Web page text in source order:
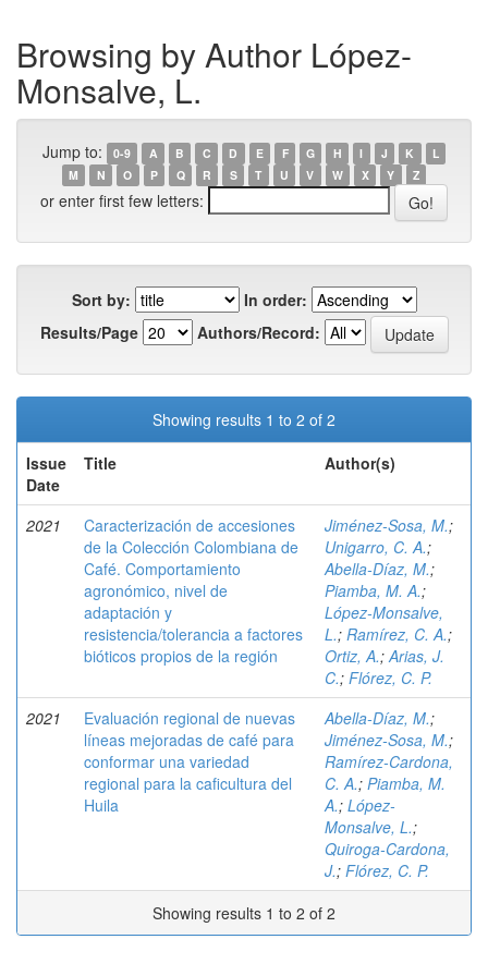
Browsing by Author López-
Monsalve, L.
Jump to: 0-9 A B C D E F G H I J K
L
M
N O P Q R S T U V W X Y Z
or enter first few letters:
Sort by:
In order:
Results/Page
Authors/Record:
Showing results 1 to 2 of 2
Issue
Date
Title Author(s)
2021
Caracterización de accesiones
de la Colección Colombiana de
Café. Comportamiento
agronómico, nivel de
adaptación y
resistencia/tolerancia a factores
bióticos propios de la región
Jiménez-Sosa, M.;
Unigarro, C. A.;
Abella-Díaz, M.;
Piamba, M. A.;
López-Monsalve,
L.; Ramírez, C. A.;
Ortiz, A.;Arias, J.
C.; Flórez, C. P.
2021
Evaluación regional de nuevas
líneas mejoradas de café para
conformar una variedad
regional para la caficultura del
Huila
Abella-Díaz, M.;
Jiménez-Sosa, M.;
Ramírez-Cardona,
C. A.; Piamba, M.
A.; López-
Monsalve, L.;
Quiroga-Cardona,
J.; Flórez, C. P.
Showing results 1 to 2 of 2